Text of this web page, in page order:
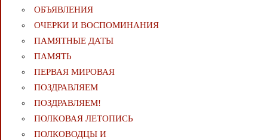
ОБЪЯВЛЕНИЯ
ОЧЕРКИ И ВОСПОМИНАНИЯ
ПАМЯТНЫЕ ДАТЫ
ПАМЯТЬ
ПЕРВАЯ МИРОВАЯ
ПОЗДРАВЛЯЕМ
ПОЗДРАВЛЯЕМ!
ПОЛКОВАЯ ЛЕТОПИСЬ
ПОЛКОВОДЦЫ И